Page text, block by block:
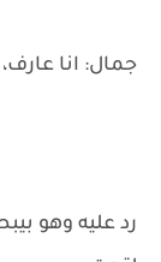
جمال: انا
رد عليه وهو